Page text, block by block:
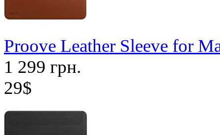
Proove Leather Sleeve for
1 299 грн.
29$